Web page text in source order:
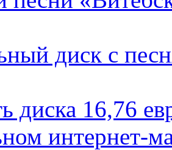
диск с
диска 16,76
интернет-